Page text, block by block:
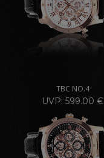
TBC NO.4
UVP: 599.00 €